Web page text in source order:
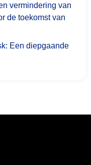
vermindering van
de toekomst van
Een diepgaande